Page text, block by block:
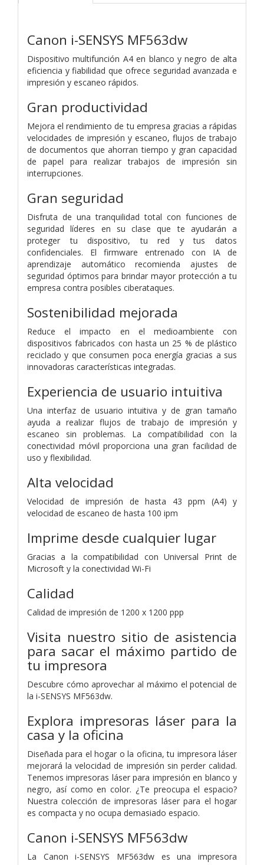
Canon i-SENSYS MF563dw
Dispositivo multifunción A4 en blanco y negro de alta
eficiencia y fiabilidad que ofrece seguridad avanzada e
impresión y escaneo rápidos.
Gran productividad
Mejora el rendimiento de tu empresa gracias a rápidas
velocidades de impresión y escaneo, flujos de trabajo
de documentos que ahorran tiempo y gran capacidad
de papel para realizar trabajos de impresión sin
interrupciones.
Gran seguridad
Disfruta de una tranquilidad total con funciones de
seguridad líderes en su clase que te ayudarán a
proteger tu dispositivo, tu red y tus datos
confidenciales. El firmware entrenado con IA de
aprendizaje automático recomienda ajustes de
seguridad óptimos para brindar mayor protección a tu
empresa contra posibles ciberataques.
Sostenibilidad mejorada
Reduce el impacto en el medioambiente con
dispositivos fabricados con hasta un 25 % de plástico
reciclado y que consumen poca energía gracias a sus
innovadoras características integradas.
Experiencia de usuario intuitiva
Una interfaz de usuario intuitiva y de gran tamaño
ayuda a realizar flujos de trabajo de impresión y
escaneo sin problemas. La compatibilidad con la
conectividad móvil proporciona una gran facilidad de
uso y flexibilidad.
Alta velocidad
Velocidad de impresión de hasta 43 ppm (A4) y
velocidad de escaneo de hasta 100 ipm
Imprime desde cualquier lugar
Gracias a la compatibilidad con Universal Print de
Microsoft y la conectividad Wi-Fi
Calidad
Calidad de impresión de 1200 x 1200 ppp
Visita nuestro sitio de asistencia
para sacar el máximo partido de
tu impresora
Descubre cómo aprovechar al máximo el potencial de
la i-SENSYS MF563dw.
Explora impresoras láser para la
casa y la oficina
Diseñada para el hogar o la oficina, tu impresora láser
mejorará la velocidad de impresión sin perder calidad.
Tenemos impresoras láser para impresión en blanco y
negro, así como en color. ¿Te preocupa el espacio?
Nuestra colección de impresoras láser para el hogar
es compacta y no ocupa demasiado espacio.
Canon i-SENSYS MF563dw
La Canon i-SENSYS MF563dw es una impresora